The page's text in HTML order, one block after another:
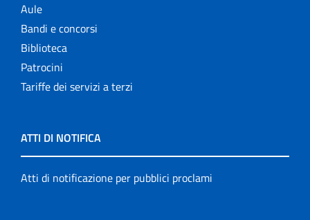
Aule
Bandi e concorsi
Biblioteca
Patrocini
Tariffe dei servizi a terzi
ATTI DI NOTIFICA
Atti di notificazione per pubblici proclami